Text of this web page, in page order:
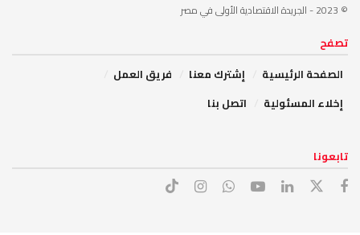
© 2023 - الجريدة الاقتصادية الأولى في مصر
تصفح
الصفحة الرئيسية
إشترك معنا
فريق العمل
إخلاء المسئولية
اتصل بنا
تابعونا